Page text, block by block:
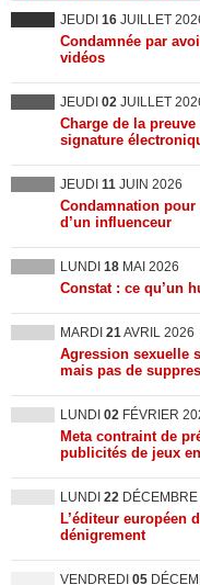
JEUDI 16 JUILLET
Condamnée par
vidéos
JEUDI 02 JUILLET
Charge de la
signature
JEUDI 11 JUIN 2026
Condamnation pour
d’un influenceur
LUNDI 18 MAI 2026
Constat : ce qu’un
MARDI 21AVRIL 2026
Agression sexuelle
mais pas de
LUNDI 02 FÉVRIER
Meta contraint de
publicités de jeux
LUNDI 22
L’éditeur européen
dénigrement
VENDREDI 05